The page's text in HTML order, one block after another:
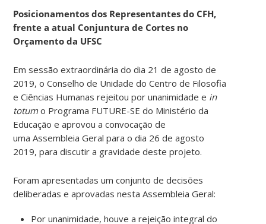
Posicionamentos dos Representantes do CFH,
frente a atual Conjuntura de Cortes no
Orçamento da UFSC
Em sessão extraordinária do dia 21 de agosto de
2019, o Conselho de Unidade do Centro de Filosofia
e Ciências Humanas rejeitou por unanimidade e in
totum o Programa FUTURE-SE do Ministério da
Educação e aprovou a convocação de
uma Assembleia Geral para o dia 26 de agosto
2019, para discutir a gravidade deste projeto.
Foram apresentadas um conjunto de decisões
deliberadas e aprovadas nesta Assembleia Geral:
Por unanimidade, houve a rejeição integral do